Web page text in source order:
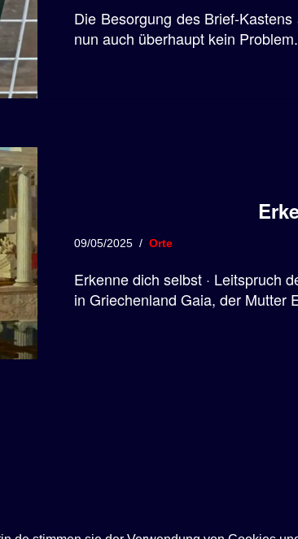
Die Besorgung des Brief-
nun auch überhaupt kein Problem.
09/05/2025 Orte
Erkenne dich selbst · Leitspruch
in Griechenland Gaia, der Mutter